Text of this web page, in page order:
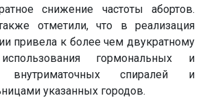
снижение частоты абортов.
отметили, что в реализация
привела к более чем двукратному
гормональных и
внутриматочных спиралей и
указанных городов.